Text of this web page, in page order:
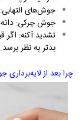
جوش‌های التهابی:
جوش چرکی:
تشدید آکنه: اگر
بدتر به نظر برسد.
چرا بعد از